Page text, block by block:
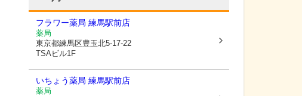
フラワー薬局 練馬駅前店
薬局
東京都練馬区豊玉北5-17-22
TSAビル1F
いちょう薬局 練馬駅前店
薬局